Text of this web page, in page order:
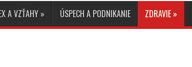
A VZŤAHY » ÚSPECH A PODNIKANIE ZDRAVIE »